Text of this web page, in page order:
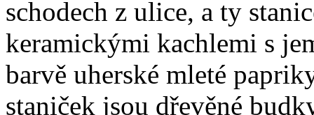
schodech z ulice, a ty
keramickými kachlemi s
barvě uherské mleté
staniček jsou dřevěné